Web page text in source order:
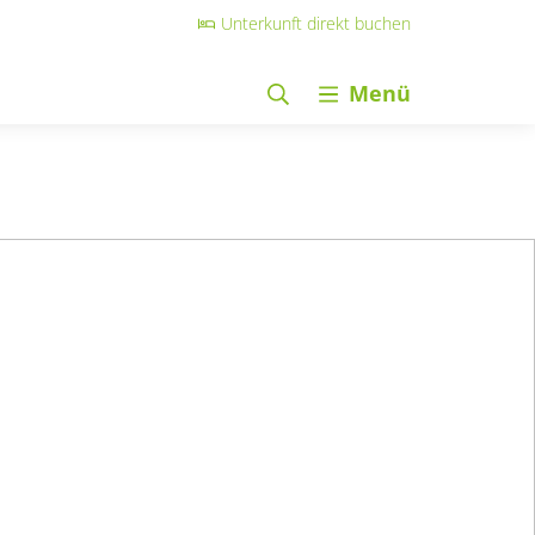
Unterkunft direkt buchen
Menü